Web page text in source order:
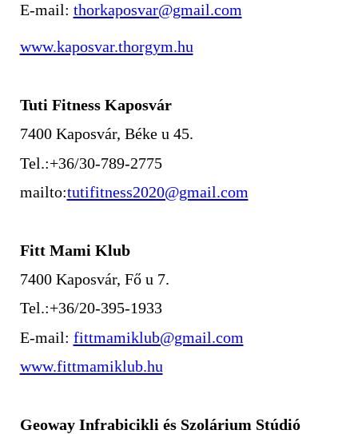
E-mail: thorkaposvar@gmail.com
www.kaposvar.thorgym.hu
Tuti Fitness Kaposvár
7400 Kaposvár, Béke u 45.
Tel.:+36/30-789-2775
mailto:tutifitness2020@gmail.com
Fitt Mami Klub
7400 Kaposvár, Fő u 7.
Tel.:+36/20-395-1933
E-mail: fittmamiklub@gmail.com
www.fittmamiklub.hu
Geoway Infrabicikli és Szolárium Stúdió